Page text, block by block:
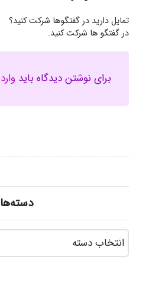
تمایل دارید در گفتگوها شرکت کنید؟
در گفتگو ها شرکت کنید.
برای نوشتن دیدگاه باید وارد
دسته‌ها